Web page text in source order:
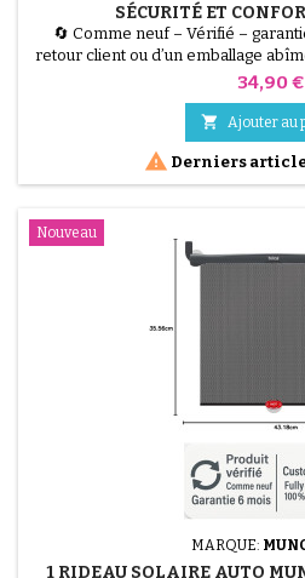
SÉCURITÉ ET
🔄 Comme neuf – Vérifié –
retour client ou d’un emballage
et 100 % fonctionnel. Le
norme R129, il est compact,
ergonomique pour des
Prix
34,90 €
 Ajouter au
 Derniers
Nouveau
MARQUE:
1 RIDEAU SOLAIRE AUTO